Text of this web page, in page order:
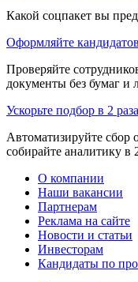
Какой соцпакет вы
Оформляйте
Проверяйте
документы без бумаг и
Ускорьте подбор в 2
Автоматизируйте сбор
собирайте аналитику в
О компании
Наши вакансии
Партнерам
Реклама на сайте
Новости и статьи
Инвесторам
Кандидаты по